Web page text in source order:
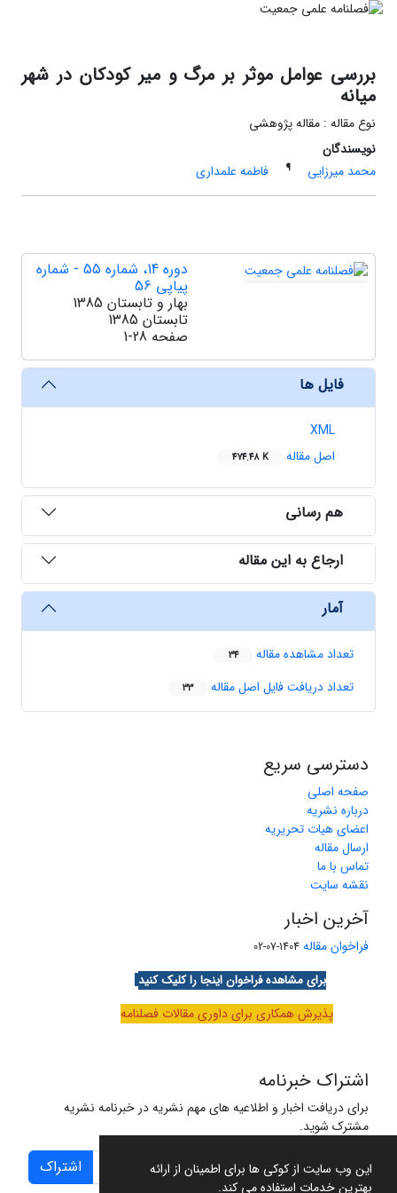
این وب سایت از کوکی ها برای اطمینان از ارائه
بهترین خدمات استفاده می کند.
بررسی عوامل موثر بر مرگ و میر کودکان در شهر
میانه
نوع مقاله : مقاله پژوهشی
نویسندگان
محمد میرزایی
¶ فاطمه علمداری
دوره 14، شماره 55 - شماره
پیاپی 56
بهار و تابستان 1385
تابستان 1385
صفحه 1-28
فایل ها
XML
اصل مقاله
474.48 K
هم رسانی
ارجاع به این مقاله
آمار
تعداد مشاهده مقاله 34
تعداد دریافت فایل اصل مقاله 33
دسترسی سریع
صفحه اصلی
درباره نشریه
اعضای هیات تحریریه
ارسال مقاله
تماس با ما
نقشه سایت
آخرین اخبار
فراخوان مقاله 1404-07-02
برای مشاهده فراخوان اینجا را کلیک کنید
پذیرش همکاری برای داوری مقالات فصلنامه
اشتراک خبرنامه
برای دریافت اخبار و اطلاعیه های مهم نشریه در خبرنامه نشریه
مشترک شوید.
اشتراک